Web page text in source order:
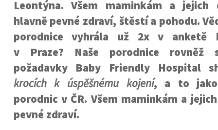
Leontýna. Všem maminkám a jejich
hlavně pevné zdraví, štěstí a pohodu.
porodnice vyhrála už 2x v anketě
v Praze? Naše porodnice rovněž
požadavky Baby Friendly Hospital
krocích k úspěšnému kojení, a to
porodnic v ČR. Všem maminkám a
pevné zdraví.